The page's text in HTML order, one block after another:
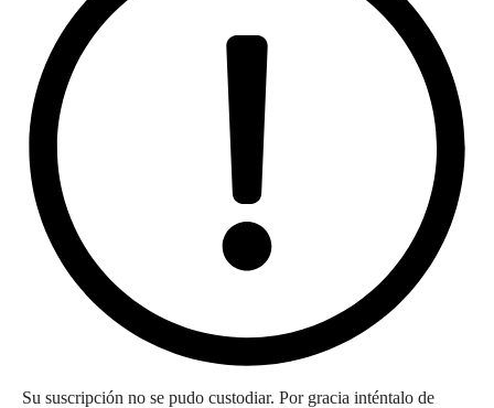
Su suscripción no se pudo custodiar. Por gracia inténtalo de